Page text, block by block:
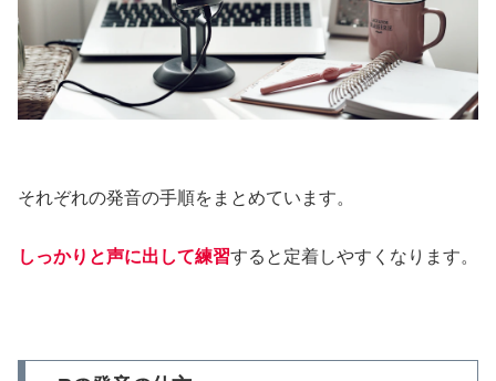
それぞれの発音の手順をまとめています。
しっかりと声に出して練習すると定着しやすくなります。